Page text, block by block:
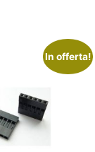
In offerta!